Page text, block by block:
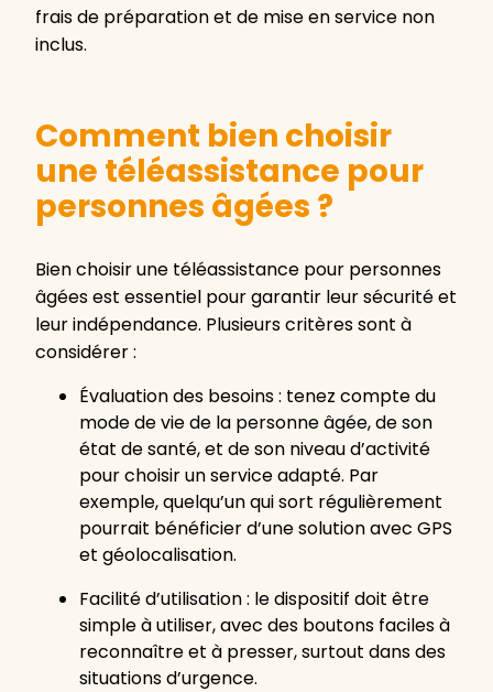
frais de préparation et de mise en service non
inclus.
Comment bien choisir
une téléassistance pour
personnes âgées ?
Bien choisir une téléassistance pour personnes
âgées est essentiel pour garantir leur sécurité et
leur indépendance. Plusieurs critères sont à
considérer :
Évaluation des besoins : tenez compte du
mode de vie de la personne âgée, de son
état de santé, et de son niveau d’activité
pour choisir un service adapté. Par
exemple, quelqu’un qui sort régulièrement
pourrait bénéficier d’une solution avec GPS
et géolocalisation.
Facilité d’utilisation : le dispositif doit être
simple à utiliser, avec des boutons faciles à
reconnaître et à presser, surtout dans des
situations d’urgence.